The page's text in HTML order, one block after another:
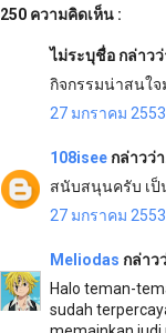
250 ความคิดเห็น :
ไม่ระบุชื่อ กล่าวว่
กิจกรรมน่าสนใ
27 มกราคม
108isee กล่าวว่
สนับสนุนครับ เ
27 มกราคม
Meliodas กล่าว
Halo teman-
sudah